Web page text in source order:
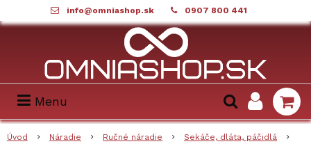
info@omniashop.sk 0907 800 441
Menu
Úvod Náradie Ručné náradie
Sekáče, dláta, páčidlá